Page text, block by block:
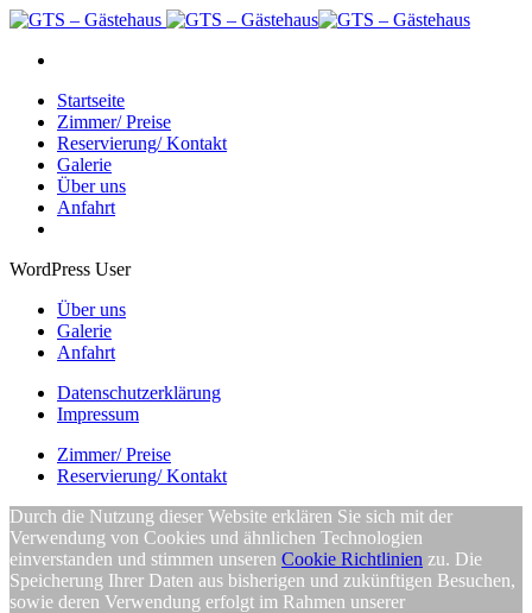
Startseite
Zimmer/ Preise
Reservierung/ Kontakt
Galerie
Über uns
Anfahrt
WordPress User
Über uns
Galerie
Anfahrt
Datenschutzerklärung
Impressum
Zimmer/ Preise
Reservierung/ Kontakt
Durch die Nutzung dieser Website erklären Sie sich mit der
Verwendung von Cookies und ähnlichen Technologien
einverstanden und stimmen unseren Cookie Richtlinien zu. Die
Speicherung Ihrer Daten aus bisherigen und zukünftigen Besuchen,
sowie deren Verwendung erfolgt im Rahmen unserer